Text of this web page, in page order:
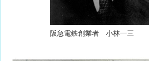
阪急電鉄創業者 小林一三